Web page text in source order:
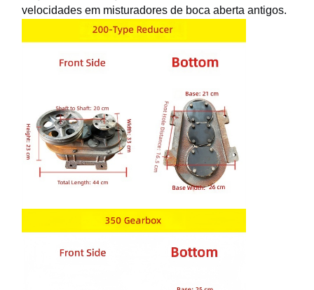
Todos Os
Rodas de guindastes
Cilindro de corda do fio
Gancho de guindaste
Bloco de poleia de guindaste
Garras
velocidades em misturadores de boca aberta antigos.